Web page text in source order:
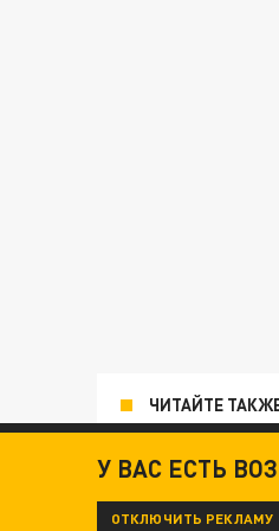
ЧИТАЙТЕ
ТЕХНОФАШИСТЫ
У ВАС ЕСТЬ
ОТКЛЮЧИТЬ РЕКЛАМУ